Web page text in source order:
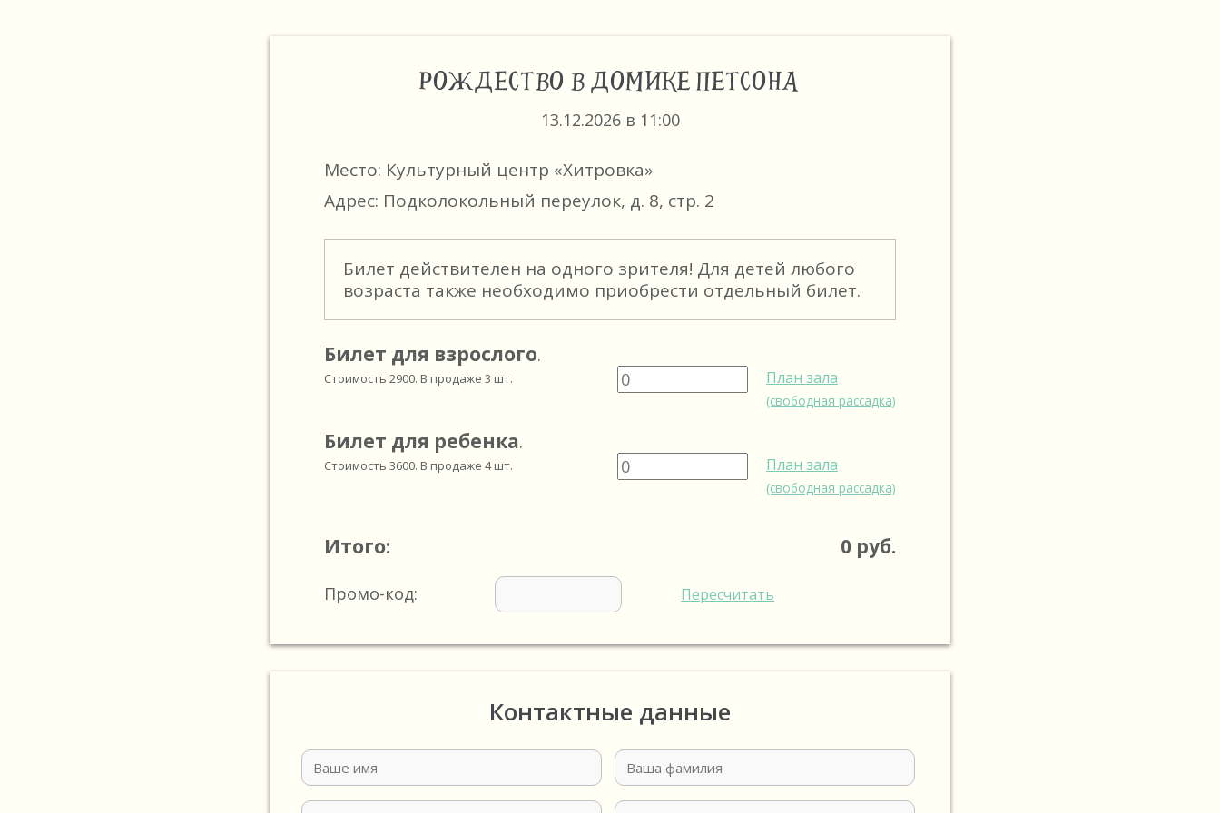
РОЖДЕСТВО В ДОМИКЕ ПЕТСОНА
13.12.2026 в 11:00
Место: Культурный центр «Хитровка»
Адрес: Подколокольный переулок, д. 8, стр. 2
Билет действителен на одного зрителя! Для детей любого
возраста также необходимо приобрести отдельный билет.
Билет для взрослого.
Стоимость 2900. В продаже 3 шт. План зала
(свободная рассадка)
Билет для ребенка.
Стоимость 3600. В продаже 4шт. План зала
(свободная рассадка)
Итого: 0 руб.
Промо-код: Пересчитать
Контактные данные